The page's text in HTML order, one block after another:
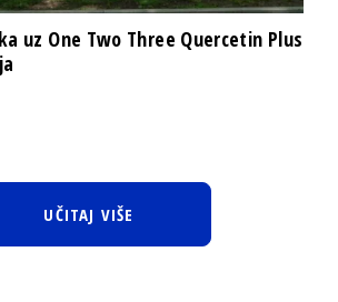
uz One Two Three Quercetin Plus
UČITAJ VIŠE